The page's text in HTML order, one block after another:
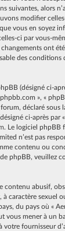
suivantes, alors
modifier
vous en soyez
ci par vous-
ont
des conditions
(désigné ci-
», «
déclaré sous
ci-après par
. Le logiciel phpBB
n’est pas
contenu ou
phpBB, veuillez
contenu abusif,
caractère sexuel
du pays où «
vous mener à un
fournisseur